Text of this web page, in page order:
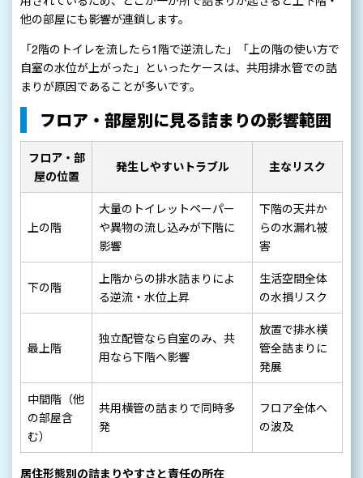
他の部屋にも影響が連鎖します。
「2階のトイレを流したら1階で逆流した」「上の階の使い方で
自室の水位が上がった」といったケースは、共用排水管での詰
まりが原因であることが多いです。
フロア・部屋別に見る詰まりの影響範囲
フロア・部
屋の位置
発生しやすいトラブル 主なリスク
上の階
大量のトイレットペーパー
や異物の流し込みが下階に
影響
下階の天井か
らの水漏れ被
害
下の階
上階からの排水詰まりによ
る逆流・水位上昇
生活空間全体
の水損リスク
最上階
独立配管なら自室のみ、共
用なら下階へ影響
放置で排水横
管全詰まりに
発展
中間階（他
の部屋含
む）
共用横管の詰まりで同時多
発
フロア全体へ
の波及
居住形態別の詰まりやすさと責任の所在